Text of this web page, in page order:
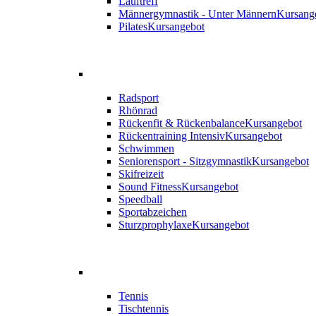
Männergymnastik - Unter Männern
PilatesKursangebot
Radsport
Rhönrad
Rückenfit & RückenbalanceKursangebot
Rückentraining IntensivKursangebot
Schwimmen
Seniorensport - SitzgymnastikKursangebot
Skifreizeit
Sound FitnessKursangebot
Speedball
Sportabzeichen
SturzprophylaxeKursangebot
Tennis
Tischtennis